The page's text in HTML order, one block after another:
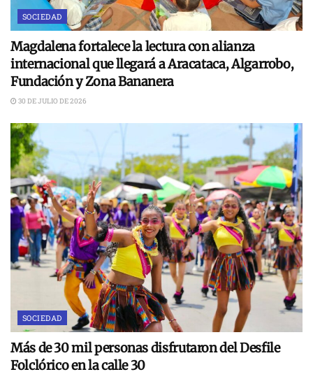
SOCIEDAD
Magdalena fortalece la lectura con alianza
internacional que llegará a Aracataca, Algarrobo,
Fundación y Zona Bananera
30 DE JULIO DE 2026
SOCIEDAD
Más de 30 mil personas disfrutaron del Desfile
Folclórico en la calle 30